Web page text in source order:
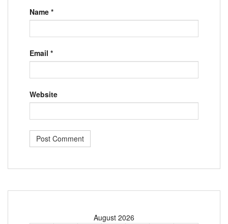
Name *
Email *
Website
August 2026